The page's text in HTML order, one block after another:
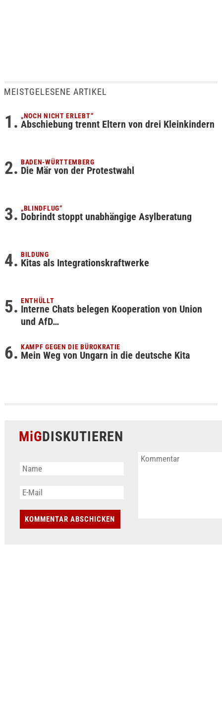
MEISTGELESENE ARTIKEL
„NOCH NICHT ERLEBT“
Abschiebung trennt Eltern von drei Kleinkindern
BADEN-WÜRTTEMBERG
Die Mär von der Protestwahl
„BLINDFLUG“
Dobrindt stoppt unabhängige Asylberatung
BILDUNG
Kitas als Integrationskraftwerke
ENTHÜLLT
Interne Chats belegen Kooperation von Union
und AfD…
KAMPF GEGEN DIE BÜROKRATIE
Mein Weg von Ungarn in die deutsche Kita
MiGDISKUTIEREN